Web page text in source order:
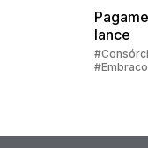
lance